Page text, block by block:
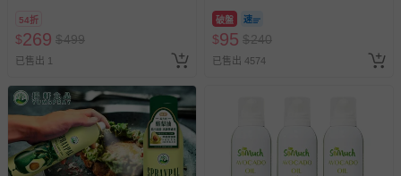
54折
$269 $499
已售出 1
破盤
$95 $240
已售出 4574